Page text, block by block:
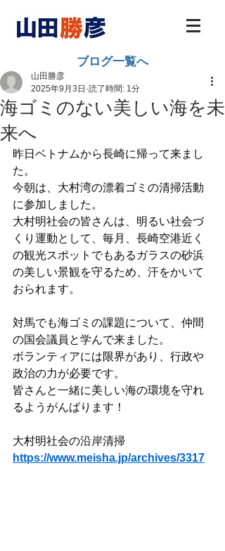
ブログ一覧へ
海ゴミのない美しい海を未
来へ
山田勝彦
2025年9月3日 読了時間: 1分
昨日ベトナムから長崎に帰って来まし
た。
今朝は、大村湾の漂着ゴミの清掃活動
に参加しました。
大村明社会の皆さんは、明るい社会づ
くり運動として、毎月、長崎空港近く
の観光スポットでもあるガラスの砂浜
の美しい景観を守るため、汗をかいて
おられます。
対馬でも海ゴミの課題について、仲間
の国会議員と学んで来ました。
ボランティアには限界があり、行政や
政治の力が必要です。
皆さんと一緒に美しい海の環境を守れ
るようがんばります！
大村明社会の沿岸清掃
https://www.meisha.jp/archives/3317